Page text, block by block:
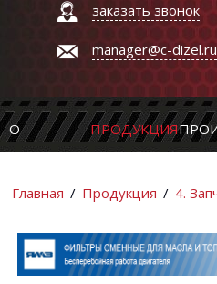
заказать звонок
manager@c-dizel.ru
О ПРОДУКЦИЯ
Главная / Продукция / 4.